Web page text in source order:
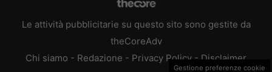
Le attività pubblicitarie su questo sito sono gestite da
theCoreAdv
Chi siamo - Redazione - Privacy Policy - Disclaimer
Gestione preferenze cookie